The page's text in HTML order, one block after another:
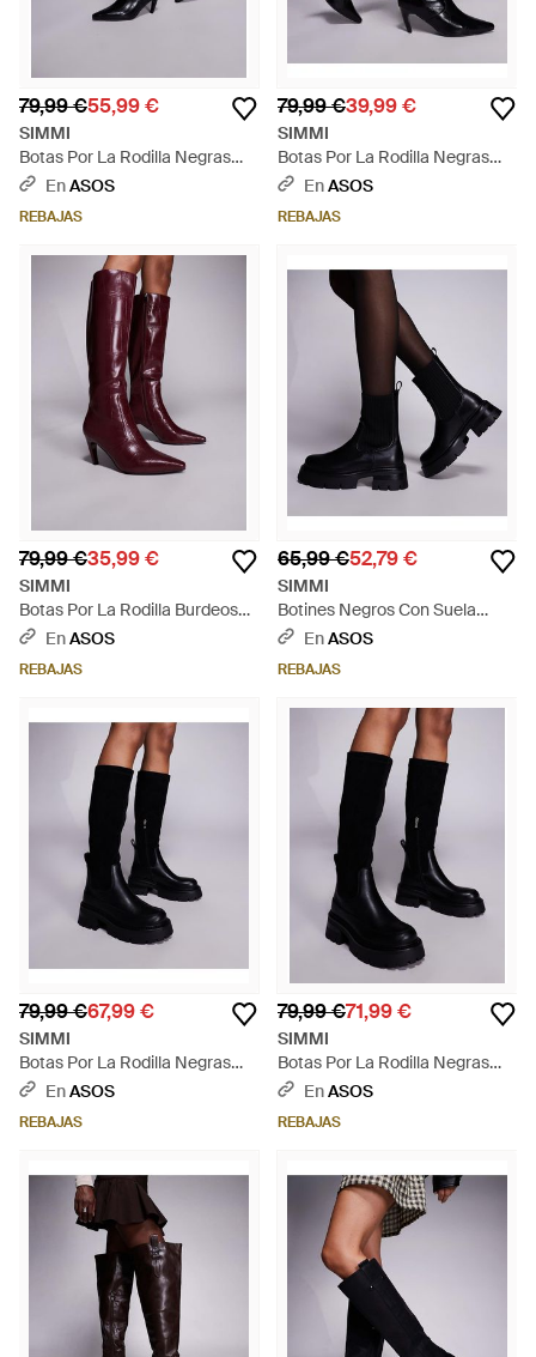
79,99 €55,99 €
SIMMI
Botas Por La Rodilla Negras
Efecto Cocodrilo De Tacón
EnASOS
REBAJAS
79,99 €39,99 €
SIMMI
Botas Por La Rodilla Negras
Efecto Piel De Cocodrilo De
EnASOS
REBAJAS
79,99 €35,99 €
SIMMI
Botas Por La Rodilla Burdeos
Efecto Cocodrilo Con Tacón
EnASOS
REBAJAS
65,99 €52,79 €
SIMMI
Botines Negros Con Suela
Gruesa Paulie De Simmi
EnASOS
REBAJAS
79,99 €67,99 €
SIMMI
Botas Por La Rodilla Negras
Con Suela Gruesa Chorley De
- Negro
EnASOS
REBAJAS
79,99 €71,99 €
SIMMI
Botas Por La Rodilla Negras
Con Suela Gruesa Chorley De
EnASOS
REBAJAS